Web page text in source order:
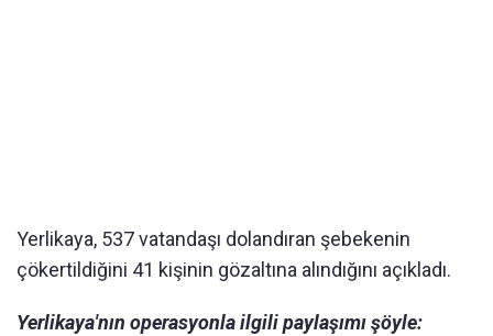
Yerlikaya, 537 vatandaşı dolandıran şebekenin
çökertildiğini 41 kişinin gözaltına alındığını açıkladı.
Yerlikaya'nın operasyonla ilgili paylaşımı şöyle: